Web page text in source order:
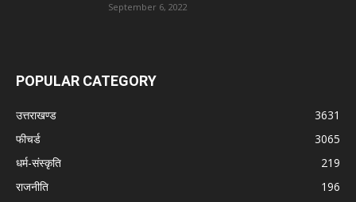
September 6, 2022
POPULAR CATEGORY
उत्तराखण्ड
3631
फीचर्ड
3065
धर्म-संस्कृति
219
राजनीति
196